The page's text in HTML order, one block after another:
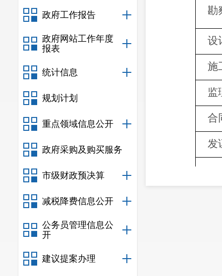
政府工作报告
政府网站工作年度
报表
统计信息
规划计划
重点领域信息公开
政府采购及购买服务
市级财政预决算
减税降费信息公开
公务员管理信息公
开
建议提案办理
勘
设
施
监
合
发